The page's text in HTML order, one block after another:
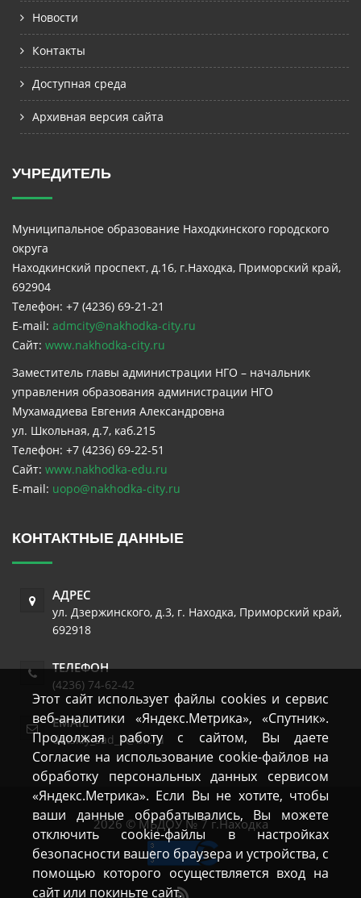
Этот сайт использует файлы cookies и сервис
веб-аналитики «Яндекс.Метрика», «Спутник».
Продолжая работу с сайтом, Вы даете
Согласие на использование cookie-файлов на
обработку персональных данных сервисом
«Яндекс.Метрика». Если Вы не хотите, чтобы
ваши данные обрабатывались, Вы можете
отключить cookie-файлы в настройках
безопасности вашего браузера и устройства, с
помощью которого осуществляется вход на
сайт или покиньте сайт.
Новости
Контакты
Доступная среда
Архивная версия сайта
УЧРЕДИТЕЛЬ
Муниципальное образование Находкинского городского
округа
Находкинский проспект, д.16, г.Находка, Приморский край,
692904
Телефон: +7 (4236) 69-21-21
E-mail: admcity@nakhodka-city.ru
Сайт: www.nakhodka-city.ru
Заместитель главы администрации НГО – начальник
управления образования администрации НГО
Мухамадиева Евгения Александровна
ул. Школьная, д.7, каб.215
Телефон: +7 (4236) 69-22-51
Сайт: www.nakhodka-edu.ru
E-mail: uopo@nakhodka-city.ru
КОНТАКТНЫЕ ДАННЫЕ
АДРЕС
ул. Дзержинского, д.3, г. Находка, Приморский край,
692918
ТЕЛЕФОН
(4236) 74-62-42
EMAIL
detskiy_sad_7@bk.ru
2026 © МБДОУ № 7 г.Находка